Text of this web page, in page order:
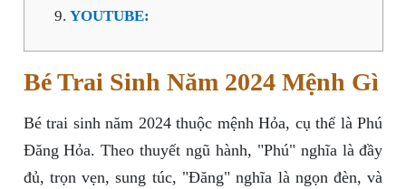
YOUTUBE:
Bé Trai Sinh Năm 2024 Mệnh Gì
Bé trai sinh năm 2024 thuộc mệnh Hỏa, cụ thể là Phú
Đăng Hỏa. Theo thuyết ngũ hành, "Phú" nghĩa là đầy
đủ, trọn vẹn, sung túc, "Đăng" nghĩa là ngọn đèn, và